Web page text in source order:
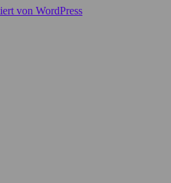
von WordPress